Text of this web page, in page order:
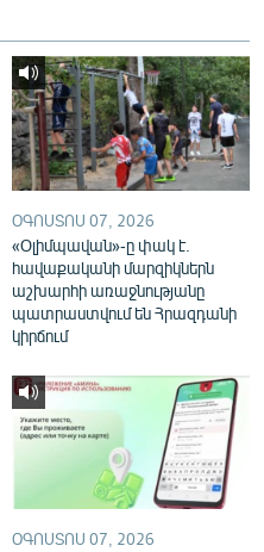
ՕԳՈՍՏՈՍ 07, 2026
«Օլիմպավան»-ը փակ է.
հավաքականի մարզիկներն
աշխարհի առաջնությանը
պատրաստվում են Հրազդանի
կիրճում
ՕԳՈՍՏՈՍ 07, 2026